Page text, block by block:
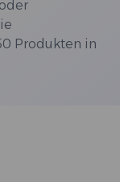
Produkten in